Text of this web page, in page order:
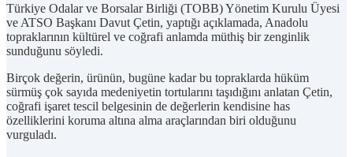
Türkiye Odalar ve Borsalar Birliği (TOBB) Yönetim Kurulu Üyesi
ve ATSO Başkanı Davut Çetin, yaptığı açıklamada, Anadolu
topraklarının kültürel ve coğrafi anlamda müthiş bir zenginlik
sunduğunu söyledi.
Birçok değerin, ürünün, bugüne kadar bu topraklarda hüküm
sürmüş çok sayıda medeniyetin tortularını taşıdığını anlatan Çetin,
coğrafi işaret tescil belgesinin de değerlerin kendisine has
özelliklerini koruma altına alma araçlarından biri olduğunu
vurguladı.